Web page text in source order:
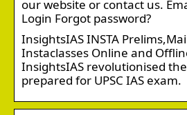
our website or contact us.
Login Forgot password?
InsightsIAS INSTA
Instaclasses Online and
InsightsIAS revolutionised
prepared for UPSC IAS exam.